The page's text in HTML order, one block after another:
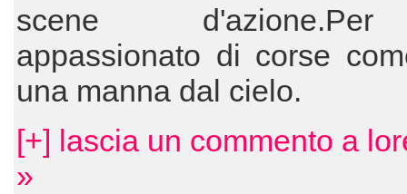
scene
appassionato di corse
una manna dal cielo.
[+] lascia un commento a
»